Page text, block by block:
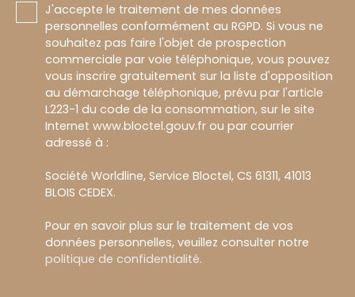
J'accepte le traitement de mes données
personnelles conformément au RGPD. Si vous ne
souhaitez pas faire l'objet de prospection
commerciale par voie téléphonique, vous pouvez
vous inscrire gratuitement sur la liste d'opposition
au démarchage téléphonique, prévu par l'article
L223-1 du code de la consommation, sur le site
Internet www.bloctel.gouv.fr ou par courrier
adressé à :
Société Worldline, Service Bloctel, CS 61311, 41013
BLOIS CEDEX.
Pour en savoir plus sur le traitement de vos
données personnelles, veuillez consulter notre
politique de confidentialité.